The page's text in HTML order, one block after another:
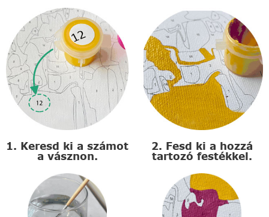
1. Keresd ki a számot
a vásznon.
2. Fesd ki a hozzá
tartozó festékkel.